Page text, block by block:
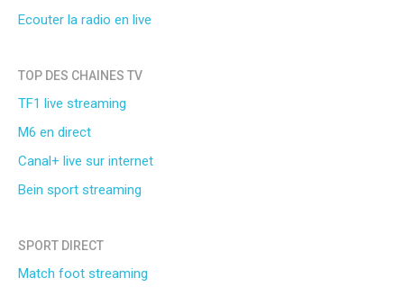
Ecouter la radio en live
TOP DES CHAINES TV
TF1 live streaming
M6 en direct
Canal+ live sur internet
Bein sport streaming
SPORT DIRECT
Match foot streaming